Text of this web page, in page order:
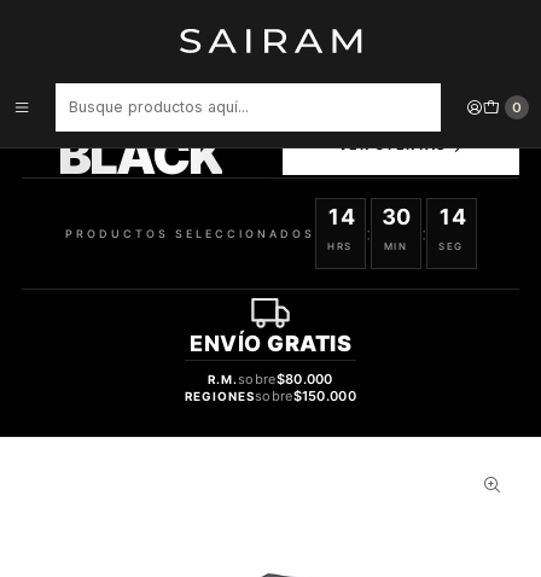
0
Perfume Trussardi Uomo Hombre Edt 100 ml
BLACK
SELECCIONADOS
PRODUCTOS SELECCIONADOS
14
HRS
:
30
MIN
:
13
SEG
ENVÍO GRATIS
R.M.sobre$80.000
REGIONESsobre$150.000